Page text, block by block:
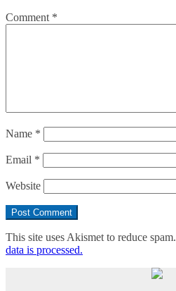
Comment *
Name *
Email *
Website
This site uses Akismet to reduce spam.
data is processed.